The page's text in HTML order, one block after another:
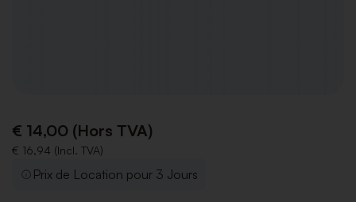
€ 14,00 (Hors TVA)
€ 16,94 (Incl. TVA)
Prix de Location pour 3 Jours